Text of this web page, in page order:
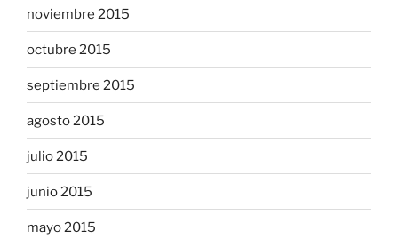
noviembre 2015
octubre 2015
septiembre 2015
agosto 2015
julio 2015
junio 2015
mayo 2015